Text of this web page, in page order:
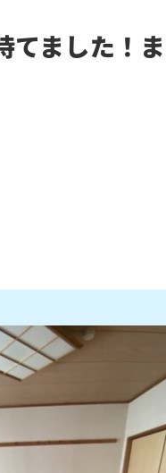
てました！